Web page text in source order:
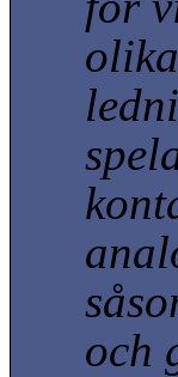
och